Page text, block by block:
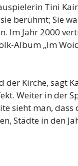
Tini
berühmt; Sie
Im Jahr 2000
Album „Im
der Kirche, sagt
Weiter in der
sieht man,
Städte in den